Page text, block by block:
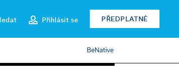
Přihlásit se PŘEDPLATNÉ
BeNative